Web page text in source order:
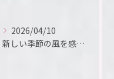
2026/04/10
新しい季節の風を感じるこの瞬間、新たなスタートを切るために、...